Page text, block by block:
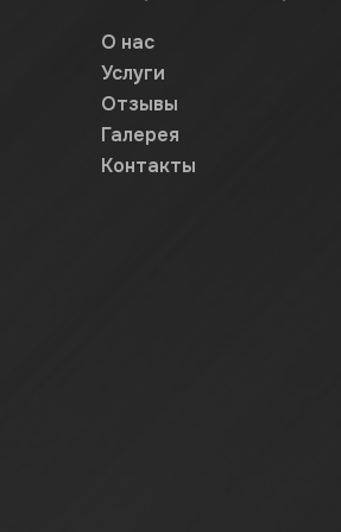
О нас
Услуги
Отзывы
Галерея
Контакты